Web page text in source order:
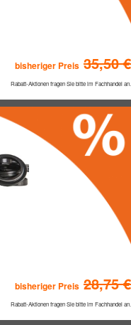
bisheriger Preis 35,50 €
Rabatt-Aktionen fragen Sie bitte im Fachhandel an.
bisheriger Preis 28,75 €
Rabatt-Aktionen fragen Sie bitte im Fachhandel an.